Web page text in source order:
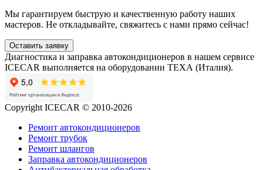
Мы гарантируем быструю и качественную работу наших
мастеров. Не откладывайте, свяжитесь с нами прямо сейчас!
Оставить заявку
Диагностика и заправка автокондиционеров в нашем сервисе
ICECAR выполняется на оборудовании ТЕХА (Италия).
Copyright ICECAR © 2010-2026
Ремонт автокондиционеров
Ремонт трубок
Ремонт шлангов
Заправка автокондиционеров